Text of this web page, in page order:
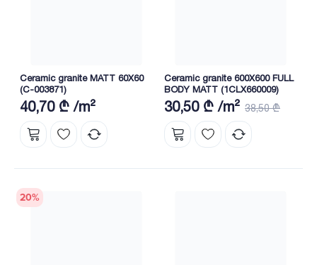
Ceramic granite MATT 60X60
(C-003871)
40,70 ₾ /m²
Ceramic granite 600X600 FULL
BODY MATT (1CLX660009)
30,50 ₾ /m² 38,50 ₾
20%